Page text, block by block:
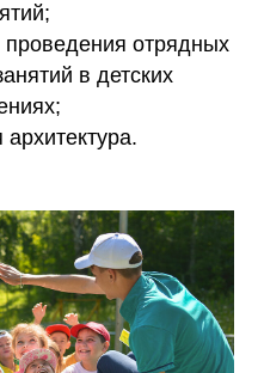
отрядных
в детских